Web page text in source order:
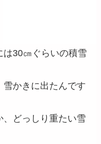
30㎝ぐらいの積雪
かきに出たんです
どっしり重たい雪